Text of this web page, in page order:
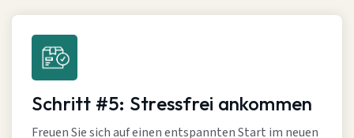
Schritt #5: Stressfrei ankommen
Freuen Sie sich auf einen entspannten Start im neuen